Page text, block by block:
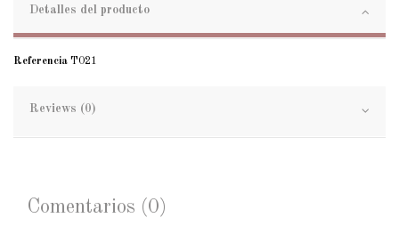
Detalles del producto
Referencia T021
Reviews (0)
Comentarios (0)